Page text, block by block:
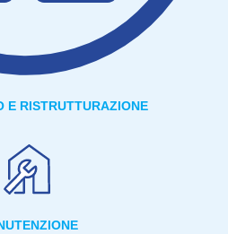
E RISTRUTTURAZIONE